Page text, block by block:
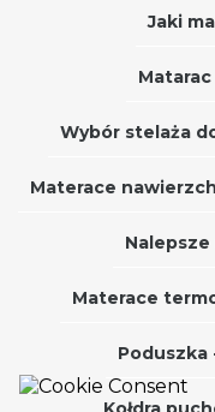
Jaki
Wybór stelaża
Materace
Nalepsze
Materace
Poduszka